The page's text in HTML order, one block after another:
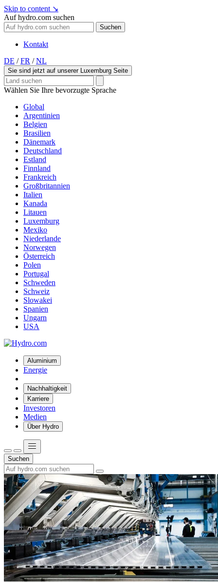
Skip to content ↘
Auf hydro.com suchen
Suchen
Kontakt
DE / FR / NL
Sie sind jetzt auf unserer Luxemburg Seite
Wählen Sie Ihre bevorzugte Sprache
Global
Argentinien
Belgien
Brasilien
Dänemark
Deutschland
Estland
Finnland
Frankreich
Großbritannien
Italien
Kanada
Litauen
Luxemburg
Mexiko
Niederlande
Norwegen
Österreich
Polen
Portugal
Schweden
Schweiz
Slowakei
Spanien
Ungarn
USA
Aluminium
Energie
Nachhaltigkeit
Karriere
Investoren
Medien
Über Hydro
Suchen